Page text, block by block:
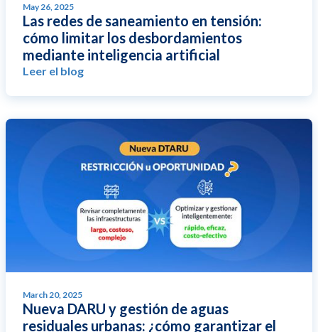
May 26, 2025
Las redes de saneamiento en tensión:
cómo limitar los desbordamientos
mediante inteligencia artificial
Leer el blog
March 20, 2025
Nueva DARU y gestión de aguas
residuales urbanas: ¿cómo garantizar el